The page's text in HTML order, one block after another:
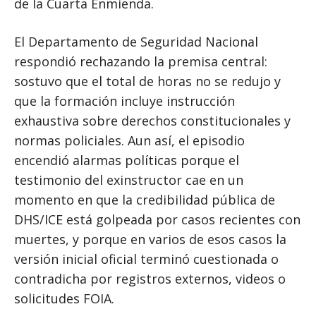
de la Cuarta Enmienda.
El Departamento de Seguridad Nacional
respondió rechazando la premisa central:
sostuvo que el total de horas no se redujo y
que la formación incluye instrucción
exhaustiva sobre derechos constitucionales y
normas policiales. Aun así, el episodio
encendió alarmas políticas porque el
testimonio del exinstructor cae en un
momento en que la credibilidad pública de
DHS/ICE está golpeada por casos recientes con
muertes, y porque en varios de esos casos la
versión inicial oficial terminó cuestionada o
contradicha por registros externos, videos o
solicitudes FOIA.